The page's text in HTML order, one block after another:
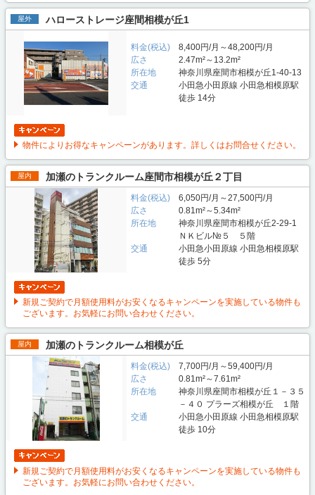
屋外 ハローストレージ座間相模が丘1
料金(税込)
8,400円/月～48,200円/月
広さ
2.47m²～13.2m²
所在地
神奈川県座間市相模が丘1-40-13
交通
小田急小田原線 小田急相模原駅
徒歩 14分
物件によりお得なキャンペーンがあります。詳しくはお問合せください。
屋内 加瀬のトランクルーム座間市相模が丘２丁目
料金(税込)
6,050円/月～27,500円/月
広さ
0.81m²～5.34m²
所在地
神奈川県座間市相模が丘2-29-1
ＮＫビル№５ ５階
交通
小田急小田原線 小田急相模原駅
徒歩 5分
新規ご契約で月額使用料がお安くなるキャンペーンを実施している物件も
ございます。お気軽にお問い合わせください。
屋内 加瀬のトランクルーム相模が丘
料金(税込)
7,700円/月～59,400円/月
広さ
0.81m²～7.61m²
所在地
神奈川県座間市相模が丘１－３５
－４０ プラーズ相模が丘 １階
交通
小田急小田原線 小田急相模原駅
徒歩 10分
新規ご契約で月額使用料がお安くなるキャンペーンを実施している物件も
ございます。お気軽にお問い合わせください。